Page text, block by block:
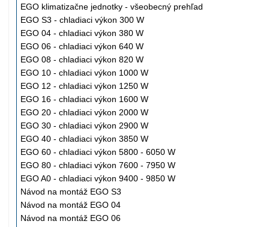
EGO klimatizačne jednotky - všeobecný prehľad
EGO S3 - chladiaci výkon 300 W
EGO 04 - chladiaci výkon 380 W
EGO 06 - chladiaci výkon 640 W
EGO 08 - chladiaci výkon 820 W
EGO 10 - chladiaci výkon 1000 W
EGO 12 - chladiaci výkon 1250 W
EGO 16 - chladiaci výkon 1600 W
EGO 20 - chladiaci výkon 2000 W
EGO 30 - chladiaci výkon 2900 W
EGO 40 - chladiaci výkon 3850 W
EGO 60 - chladiaci výkon 5800 - 6050 W
EGO 80 - chladiaci výkon 7600 - 7950 W
EGO A0 - chladiaci výkon 9400 - 9850 W
Návod na montáž EGO S3
Návod na montáž EGO 04
Návod na montáž EGO 06